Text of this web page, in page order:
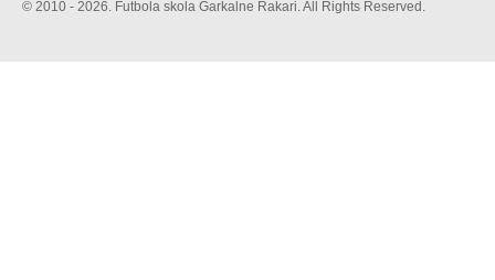
© 2010 - 2026. Futbola skola Garkalne Rakari. All Rights Reserved.